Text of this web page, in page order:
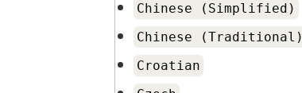
Chinese (Simplified)
Chinese (Traditional)
Croatian